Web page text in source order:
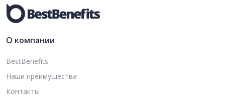
О компании
BestBenefits
Наши преимущества
Контакты